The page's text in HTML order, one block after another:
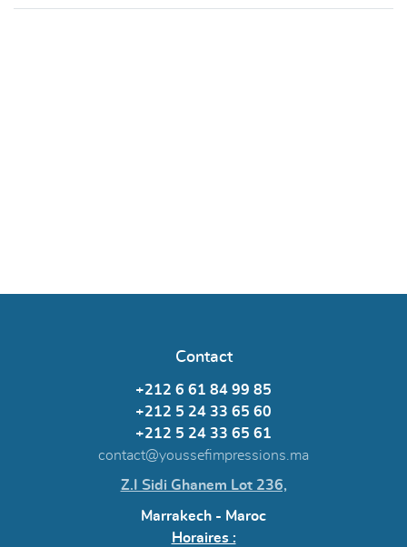
Contact
+212 6 61 84 99 85
+212 5 24 33 65 60
+212 5 24 33 65 61
contact@youssefimpressions.ma
Z.I Sidi Ghanem Lot 236,
Marrakech - Maroc
Horaires :